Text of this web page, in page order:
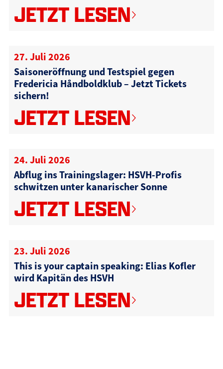
JETZT LESEN
27. Juli 2026
Saisoneröffnung und Testspiel gegen
Fredericia Håndboldklub – Jetzt Tickets
sichern!
JETZT LESEN
24. Juli 2026
Abflug ins Trainingslager: HSVH-Profis
schwitzen unter kanarischer Sonne
JETZT LESEN
23. Juli 2026
This is your captain speaking: Elias Kofler
wird Kapitän des HSVH
JETZT LESEN